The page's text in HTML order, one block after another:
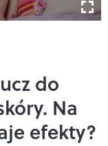
do
Na
efekty?